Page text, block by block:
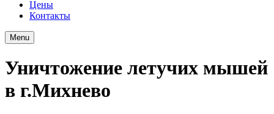
Цены
Контакты
Menu
Уничтожение летучих мышей
в г.Михнево